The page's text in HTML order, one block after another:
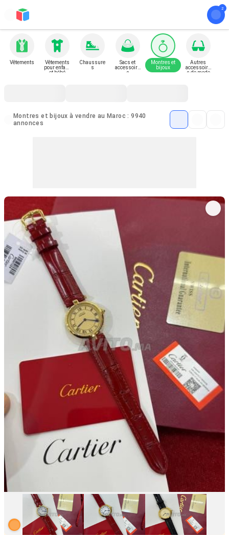
Vêtements
Vêtements
pour enfant
et bébé
Chaussure
s
Sacs et
accessoire
s
Montres et
bijoux
Autres
accessoire
s de mode
Montres et bijoux à vendre au Maroc : 9940
annonces